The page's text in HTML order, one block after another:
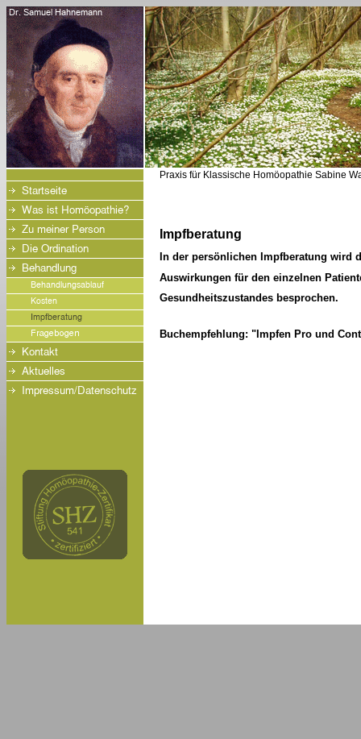
Praxis für Klassische Homöopathie Sabine
Impfberatung
In der persönlichen Impfberatung wird
Auswirkungen für den einzelnen
Gesundheitszustandes besprochen.
Buchempfehlung: "Impfen Pro und